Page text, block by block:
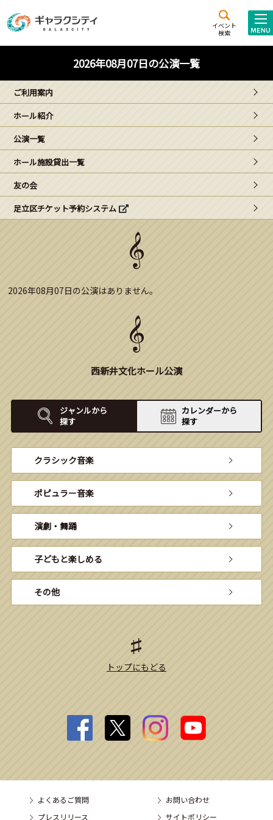
イベント
検索
施設案内
西新井
文化ホール
ギャラクシティとは
こどもみーてぃんぐ
Gがくえん
ブランドからのお知らせ
2026年08月07日の公演一覧
ご利用案内
ホール紹介
公演一覧
ホール施設貸出一覧
友の会
足立区チケット予約システム
2026年08月07日の公演はありません。
西新井文化ホール公演
ジャンルから
探す
カレンダーから
探す
クラシック音楽
ポピュラー音楽
演劇・舞踊
子どもと楽しめる
その他
トップにもどる
よくあるご質問
お問い合わせ
プレスリリース
サイトポリシー